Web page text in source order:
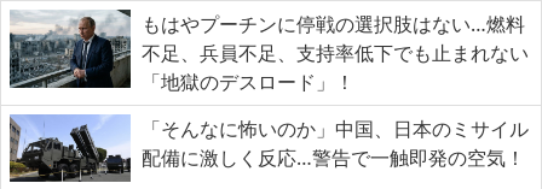
もはやプーチンに停戦の選択肢はない…燃料
不足、兵員不足、支持率低下でも止まれない
「地獄のデスロード」！
「そんなに怖いのか」中国、日本のミサイル
配備に激しく反応…警告で一触即発の空気！